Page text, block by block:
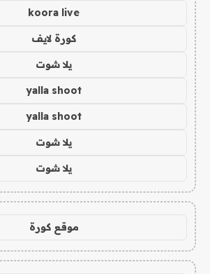
koora live
كورة لايف
يلا شوت
yalla shoot
yalla shoot
يلا شوت
يلا شوت
موقع كورة